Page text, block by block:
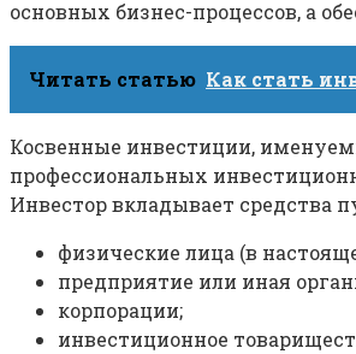
основных бизнес-процессов, а
Читать статью Как стать
Косвенные инвестиции,
профессиональных
Инвестор вкладывает
физические лица (в
предприятие или иная
корпорации;
инвестиционное